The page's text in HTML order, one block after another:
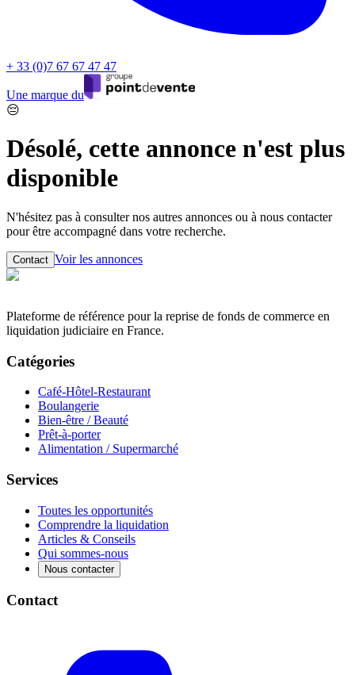
+ 33 (0)7 67 67 47 47
Une marque du
😔
Désolé, cette annonce n'est plus
disponible
N'hésitez pas à consulter nos autres annonces ou à nous contacter
pour être accompagné dans votre recherche.
Contact Voir les annonces
Plateforme de référence pour la reprise de fonds de commerce en
liquidation judiciaire en France.
Catégories
Café-Hôtel-Restaurant
Boulangerie
Bien-être / Beauté
Prêt-à-porter
Alimentation / Supermarché
Services
Toutes les opportunités
Comprendre la liquidation
Articles & Conseils
Qui sommes-nous
Nous contacter
Contact